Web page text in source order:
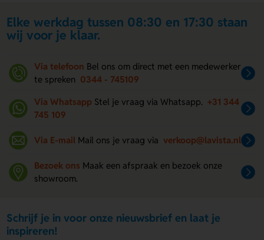
Elke werkdag tussen 08:30 en 17:30 staan
wij voor je klaar.
Via telefoon Bel ons om direct met een medewerker
te spreken 0344 - 745109
Via Whatsapp Stel je vraag via Whatsapp. +31 344
745 109
Via E-mail Mail ons je vraag via verkoop@lavista.nl
Bezoek ons Maak een afspraak en bezoek onze
showroom.
Schrijf je in voor onze nieuwsbrief en laat je
inspireren!